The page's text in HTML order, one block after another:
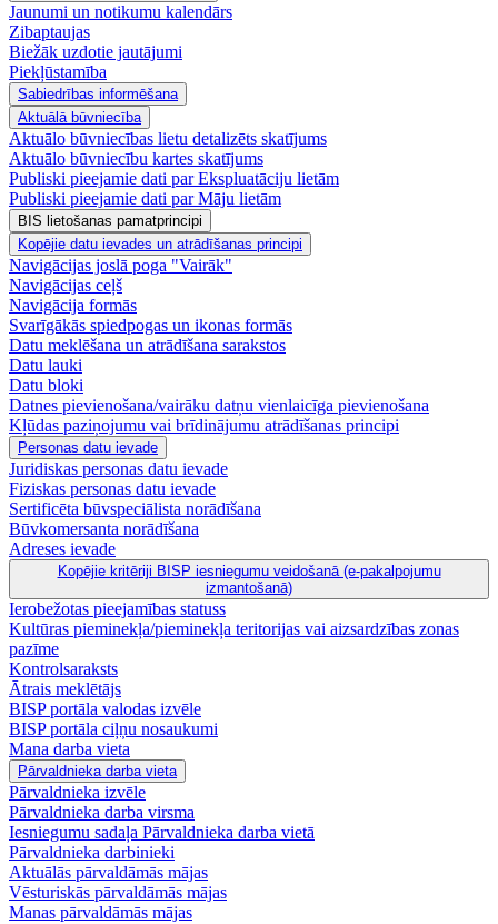
Jaunumi un notikumu kalendārs
Zibaptaujas
Biežāk uzdotie jautājumi
Piekļūstamība
Sabiedrības informēšana
Aktuālā būvniecība
Aktuālo būvniecības lietu detalizēts skatījums
Aktuālo būvniecību kartes skatījums
Publiski pieejamie dati par Ekspluatāciju lietām
Publiski pieejamie dati par Māju lietām
BIS lietošanas pamatprincipi
Kopējie datu ievades un atrādīšanas principi
Navigācijas joslā poga "Vairāk"
Navigācijas ceļš
Navigācija formās
Svarīgākās spiedpogas un ikonas formās
Datu meklēšana un atrādīšana sarakstos
Datu lauki
Datu bloki
Datnes pievienošana/vairāku datņu vienlaicīga pievienošana
Kļūdas paziņojumu vai brīdinājumu atrādīšanas principi
Personas datu ievade
Juridiskas personas datu ievade
Fiziskas personas datu ievade
Sertificēta būvspeciālista norādīšana
Būvkomersanta norādīšana
Adreses ievade
Kopējie kritēriji BISP iesniegumu veidošanā (e-pakalpojumu
izmantošanā)
Ierobežotas pieejamības statuss
Kultūras pieminekļa/pieminekļa teritorijas vai aizsardzības zonas
pazīme
Kontrolsaraksts
Ātrais meklētājs
BISP portāla valodas izvēle
BISP portāla ciļņu nosaukumi
Mana darba vieta
Pārvaldnieka darba vieta
Pārvaldnieka izvēle
Pārvaldnieka darba virsma
Iesniegumu sadaļa Pārvaldnieka darba vietā
Pārvaldnieka darbinieki
Aktuālās pārvaldāmās mājas
Vēsturiskās pārvaldāmās mājas
Manas pārvaldāmās mājas